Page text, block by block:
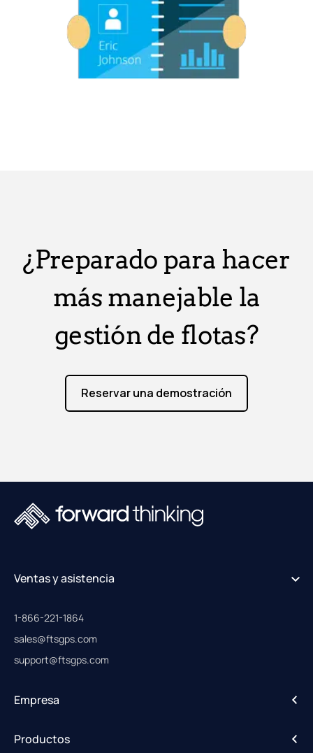
¿Preparado para hacer
más manejable la
gestión de flotas?
Reservar una demostración
Empresa
Ventas y asistencia
1-866-221-1864
sales@ftsgps.com
support@ftsgps.com
Productos